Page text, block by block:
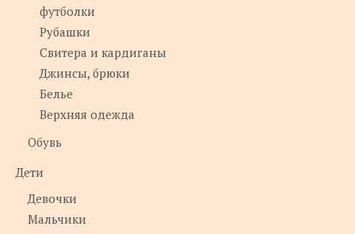
футболки
Рубашки
Свитера и кардиганы
Джинсы, брюки
Белье
Верхняя одежда
Обувь
Дети
Девочки
Мальчики